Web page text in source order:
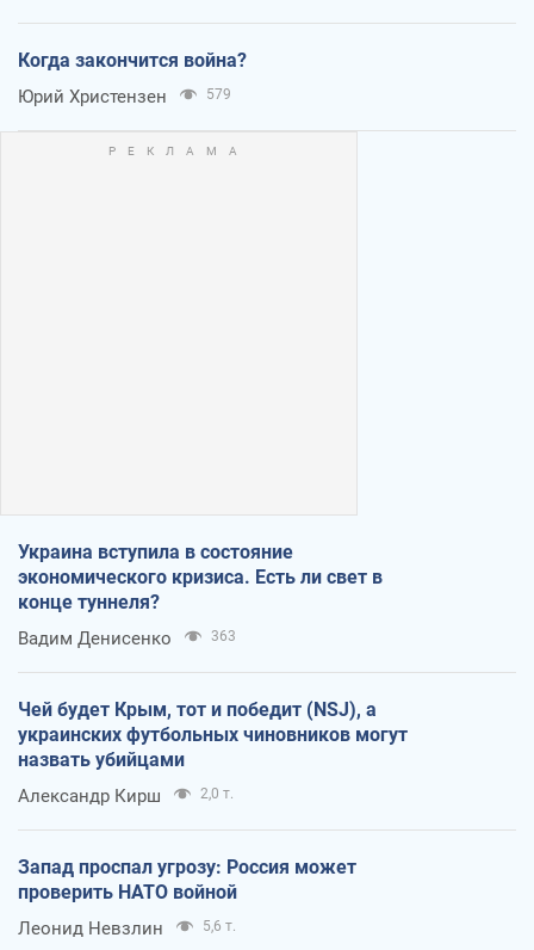
Когда закончится война?
Юрий Христензен 579
Украина вступила в состояние
экономического кризиса. Есть ли свет в
конце туннеля?
Вадим Денисенко 363
Чей будет Крым, тот и победит (NSJ), а
украинских футбольных чиновников могут
назвать убийцами
Александр Кирш 2,0 т.
Запад проспал угрозу: Россия может
проверить НАТО войной
Леонид Невзлин 5,6 т.